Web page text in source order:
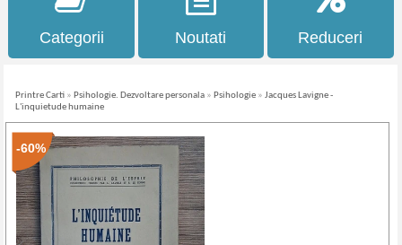
Categorii Noutati Reduceri
Printre Carti » Psihologie. Dezvoltare personala » Psihologie »Jacques Lavigne -
L'inquietude humaine
-60%